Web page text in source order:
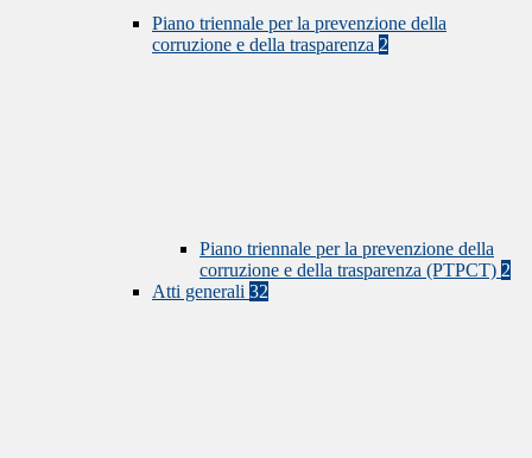
Piano triennale per la prevenzione della
corruzione e della trasparenza 2
Piano triennale per la prevenzione della
corruzione e della trasparenza (PTPCT) 2
Atti generali 32